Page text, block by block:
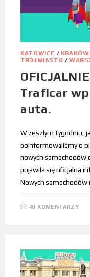
KATOWICE / KRAKÓW
TRÓJMIASTO /
Traficar
auta.
W zeszłym tygodniu,
poinformowaliśmy o
nowych samochodów
pojawiła się oficjalna
Nowych samochodów
48 KOMENTARZY